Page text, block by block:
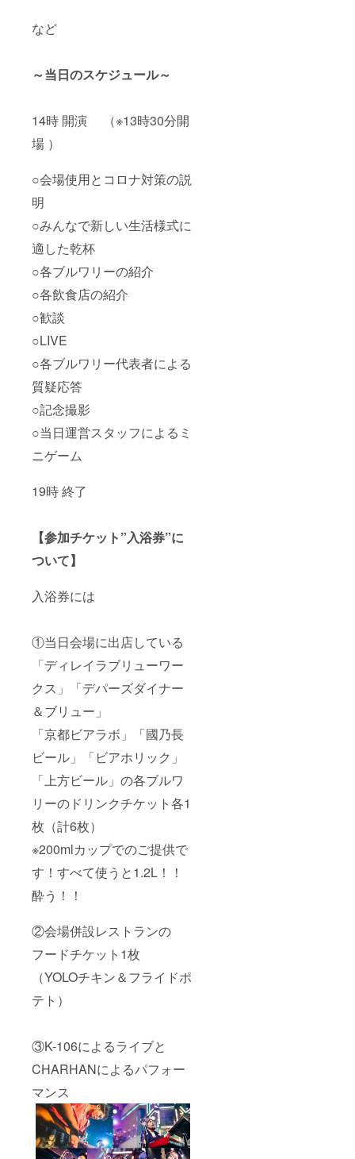
など
～当日のスケジュール～
14時 開演 （※13時30分開
場 ）
○会場使用とコロナ対策の説
明
○みんなで新しい生活様式に
適した乾杯
○各ブルワリーの紹介
○各飲食店の紹介
○歓談
○LIVE
○各ブルワリー代表者による
質疑応答
○記念撮影
○当日運営スタッフによるミ
ニゲーム
19時 終了
【参加チケット”入浴券”に
ついて】
入浴券には
①当日会場に出店している
「ディレイラブリューワー
クス」「デパーズダイナー
＆ブリュー」
「京都ビアラボ」「國乃長
ビール」「ビアホリック」
「上方ビール」の各ブルワ
リーのドリンクチケット各1
枚（計6枚）
※200mlカップでのご提供で
す！すべて使うと1.2L！！
酔う！！
②会場併設レストランの
フードチケット1枚
（YOLOチキン＆フライドポ
テト）
③K-106によるライブと
CHARHANによるパフォー
マンス